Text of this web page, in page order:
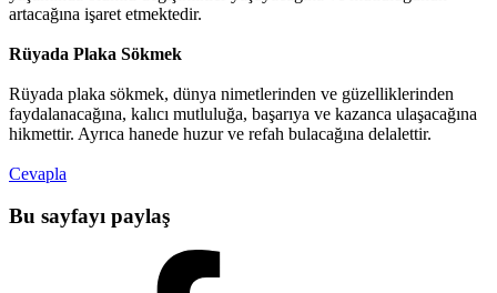
artacağına işaret etmektedir.
Rüyada Plaka Sökmek
Rüyada plaka sökmek, dünya nimetlerinden ve güzelliklerinden
faydalanacağına, kalıcı mutluluğa, başarıya ve kazanca ulaşacağına
hikmettir. Ayrıca hanede huzur ve refah bulacağına delalettir.
Cevapla
Bu sayfayı paylaş